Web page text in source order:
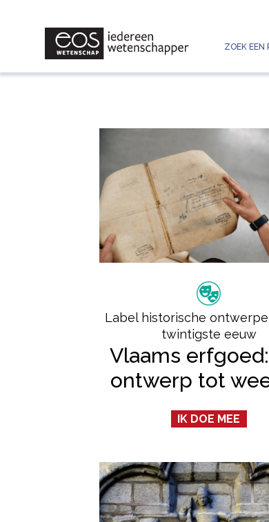
ZOEK EEN
Label historische
twintigste eeuw
Vlaams
ontwerp tot
IK DOE MEE